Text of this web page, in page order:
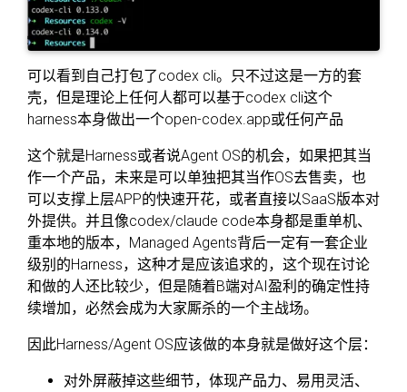
可以看到自己打包了codex cli。只不过这是一方的套
壳，但是理论上任何人都可以基于codex cli这个
harness本身做出一个open-codex.app或任何产品
这个就是Harness或者说Agent OS的机会，如果把其当
作一个产品，未来是可以单独把其当作OS去售卖，也
可以支撑上层APP的快速开花，或者直接以SaaS版本对
外提供。并且像codex/claude code本身都是重单机、
重本地的版本，Managed Agents背后一定有一套企业
级别的Harness，这种才是应该追求的，这个现在讨论
和做的人还比较少，但是随着B端对AI盈利的确定性持
续增加，必然会成为大家厮杀的一个主战场。
因此Harness/Agent OS应该做的本身就是做好这个层：
对外屏蔽掉这些细节，体现产品力、易用灵活、